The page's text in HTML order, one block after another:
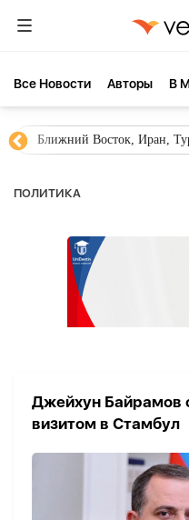
Все Новости Aвторы В
Ближний Восток, Иран,
ПОЛИТИКА
Джейхун Байрамов
визитом в Стамбул